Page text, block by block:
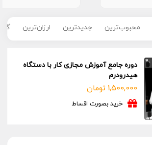
محبوب‌ترین جدیدترین ارزان‌ترین
دوره جامع آموزش مجازی کار با دستگاه
هیدرودرم
1,500,000 تومان
خرید بصورت اقساط